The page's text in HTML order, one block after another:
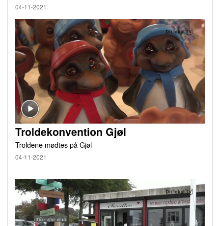
04-11-2021
Troldekonvention Gjøl
Troldene mødtes på Gjøl
04-11-2021